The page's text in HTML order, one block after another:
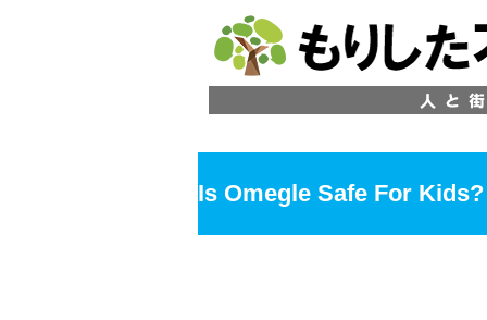
Is Omegle Safe For